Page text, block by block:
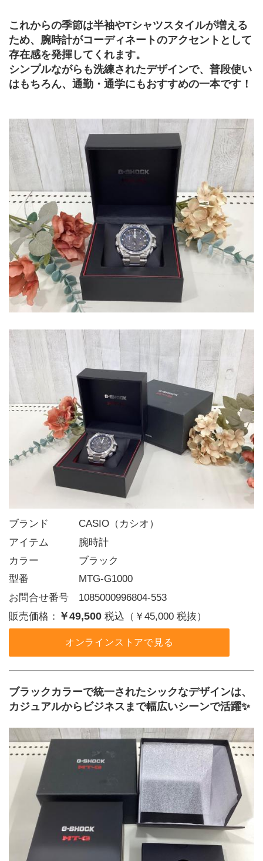
これからの季節は半袖やTシャツスタイルが増える
ため、腕時計がコーディネートのアクセントとして
存在感を発揮してくれます。
シンプルながらも洗練されたデザインで、普段使い
はもちろん、通勤・通学にもおすすめの一本です！
ブランド   CASIO（カシオ）
アイテム   腕時計
カラー    ブラック
型番     MTG-G1000
お問合せ番号 1085000996804-553
販売価格： ￥49,500 税込（￥45,000 税抜）
オンラインストアで見る
ブラックカラーで統一されたシックなデザインは、
カジュアルからビジネスまで幅広いシーンで活躍✨